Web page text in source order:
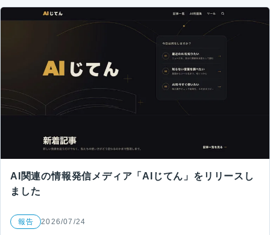
AI関連の情報発信メディア「AIじてん」をリリースし
ました
報告 2026/07/24